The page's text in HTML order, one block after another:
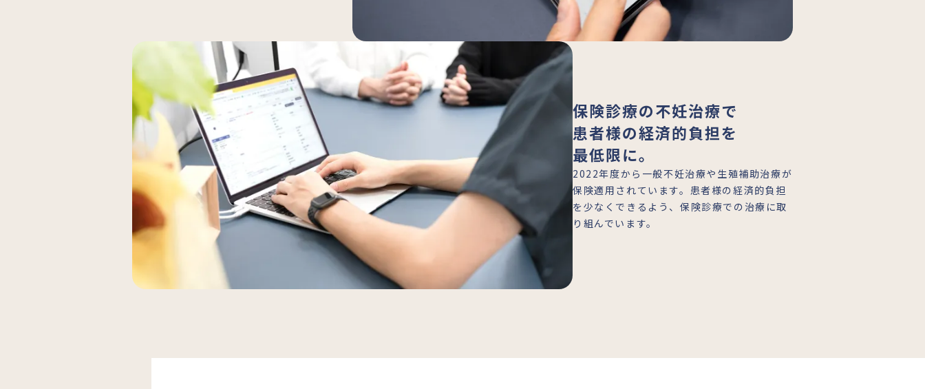
保険診療の不妊治療で
患者様の経済的負担を
最低限に。
2022年度から一般不妊治療や生殖補助治療が
保険適用されています。患者様の経済的負担
を少なくできるよう、保険診療での治療に取
り組んでいます。